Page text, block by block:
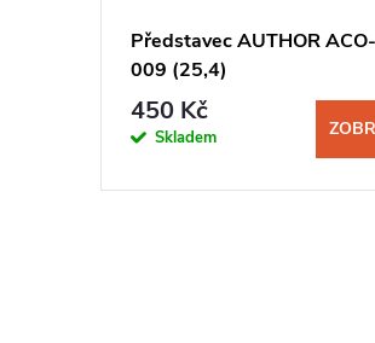
Představec AUTHOR
009 (25,4)
450 Kč
Skladem